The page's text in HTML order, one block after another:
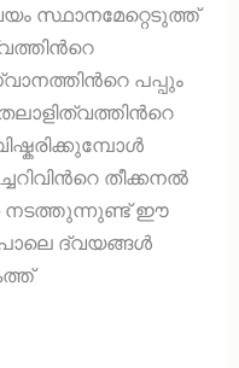
സ്ഥാനമേറ്റെടുത്ത്
പപ്പും
തീക്കനല്‍
നടത്തുന്നുണ്ട് ഈ
ദ്വയങ്ങള്‍